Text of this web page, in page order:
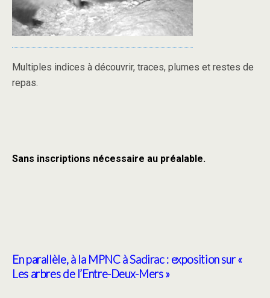
Multiples indices à découvrir, traces, plumes et restes de
repas.
Sans inscriptions nécessaire au préalable.
En parallèle, à la MPNC à Sadirac : exposition sur «
Les arbres de l’Entre-Deux-Mers »